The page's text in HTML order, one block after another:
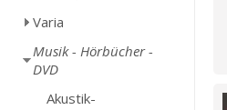
Varia
Musik - Hörbücher -
DVD
Akustik-